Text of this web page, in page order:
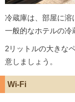
冷蔵庫は、部屋に溶
一般的なホテルの冷
2リットルの大きな
意しましょう。
Wi-Fi